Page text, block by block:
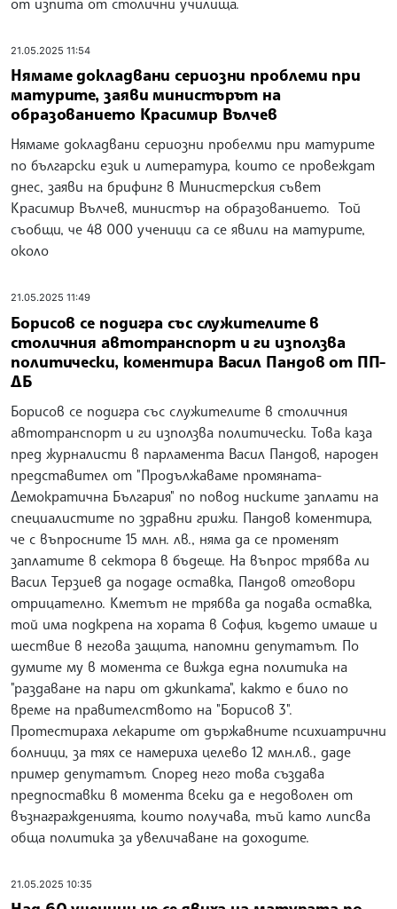
21.05.2025 11:54
Нямаме докладвани сериозни проблеми при
матурите, заяви министърът на
образованието Красимир Вълчев
Нямаме докладвани сериозни пробелми при матурите
по български език и литература, които се провеждат
днес, заяви на брифинг в Министерския съвет
Красимир Вълчев, министър на образованието. Той
съобщи, че 48 000 ученици са се явили на матурите,
около
21.05.2025 11:49
Борисов се подигра със служителите в
столичния автотранспорт и ги използва
политически, коментира Васил Пандов от ПП-
ДБ
Борисов се подигра със служителите в столичния
автотранспорт и ги използва политически. Това каза
пред журналисти в парламента Васил Пандов, народен
представител от "Продължаваме промяната-
Демократична България" по повод ниските заплати на
специалистите по здравни грижи. Пандов коментира,
че с въпросните 15 млн. лв., няма да се променят
заплатите в сектора в бъдеще. На въпрос трябва ли
Васил Терзиев да подаде оставка, Пандов отговори
отрицателно. Кметът не трябва да подава оставка,
той има подкрепа на хората в София, където имаше и
шествие в негова защита, напомни депутатът. По
думите му в момента се вижда една политика на
"раздаване на пари от джипката", както е било по
време на правителството на "Борисов 3".
Протестираха лекарите от държавните психиатрични
болници, за тях се намериха целево 12 млн.лв., даде
пример депутатът. Според него това създава
предпоставки в момента всеки да е недоволен от
възнагражденията, които получава, тъй като липсва
обща политика за увеличаване на доходите.
21.05.2025 10:35